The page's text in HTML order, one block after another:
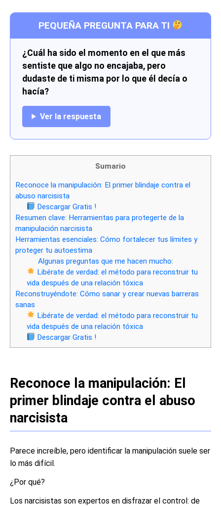
PEQUEÑA PREGUNTA PARA TI
¿Cuál ha sido el momento en el que más
sentiste que algo no encajaba, pero
dudaste de ti misma por lo que él decía o
hacía?
Ver la respuesta
Sumario
Reconoce la manipulación: El primer blindaje contra el
abuso narcisista
Descargar Gratis !
Resumen clave: Herramientas para protegerte de la
manipulación narcisista
Herramientas esenciales: Cómo fortalecer tus límites y
proteger tu autoestima
Algunas preguntas que me hacen mucho:
Libérate de verdad: el método para reconstruir tu
vida después de una relación tóxica
Reconstruyéndote: Cómo sanar y crear nuevas barreras
sanas
Libérate de verdad: el método para reconstruir tu
vida después de una relación tóxica
Descargar Gratis !
Reconoce la manipulación: El
primer blindaje contra el abuso
narcisista
Parece increíble, pero identificar la manipulación suele ser
lo más difícil.
¿Por qué?
Los narcisistas son expertos en disfrazar el control: de